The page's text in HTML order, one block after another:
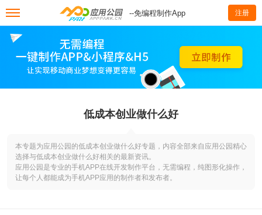
--免编程制作App 注册
低成本创业做什么好
本专题为应用公园的低成本创业做什么好专题，内容全部来自应用公园精心
选择与低成本创业做什么好相关的最新资讯。
应用公园是专业的手机APP在线开发制作平台，无需编程，纯图形化操作，
让每个人都能成为手机APP应用的制作者和发布者。